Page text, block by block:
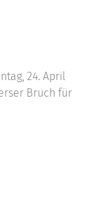
24. April
Bruch für